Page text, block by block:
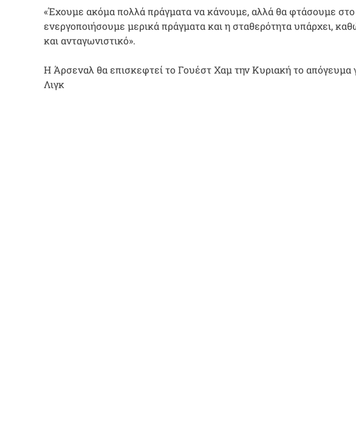
«Έχουμε ακόμα πολλά πράγματα να κάνουμε, αλλά θα φτάσουμε
ενεργοποιήσουμε μερικά πράγματα και η σταθερότητα υπάρχει,
και ανταγωνιστικό».
Η Άρσεναλ θα επισκεφτεί το Γουέστ Χαμ την Κυριακή το απόγευμα
Λιγκ